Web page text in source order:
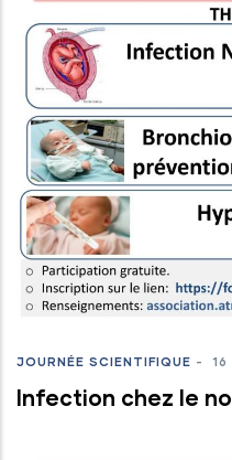
JOURNÉE SCIENTIFIQUE - 16
Infection chez le